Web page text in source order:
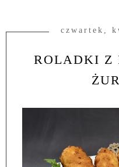
czwartek,
ROLADKI Z